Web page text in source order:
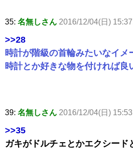
35: 名無しさん 2016/12/04(日)
>>28
時計が階級の首輪みたいなイメ
時計とか好きな物を付ければ良
39: 名無しさん 2016/12/04(日)
>>35
ガキがドルチェとかエクシード